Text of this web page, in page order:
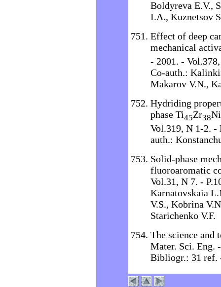
Boldyreva E.V.,
I.A., Kuznetsov
Effect of deep
mechanical
- 2001. -
Co-auth.:
Makarov V.N.,
Hydriding
phase Ti45Zr38Ni
Vol.319, N 1-2. -
auth.:
Solid-phase
fluoroaromatic
Vol.31, N 7. -
Karnatovskaia
V.S., Kobrina
Starichenko V.F.
The science and
Mater. Sci. Eng.
Bibliogr.: 31 ref.